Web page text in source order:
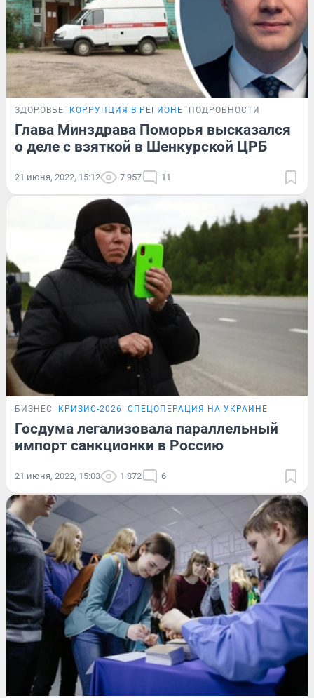
ЗДОРОВЬЕ КОРРУПЦИЯ В РЕГИОНЕ ПОДРОБНОСТИ
Глава Минздрава Поморья высказался
о деле с взяткой в Шенкурской ЦРБ
21 июня, 2022, 15:12 7 957 11
БИЗНЕС КРИЗИС-2026 СПЕЦОПЕРАЦИЯ НА УКРАИНЕ
Госдума легализовала параллельный
импорт санкционки в Россию
21 июня, 2022, 15:03 1 872 6